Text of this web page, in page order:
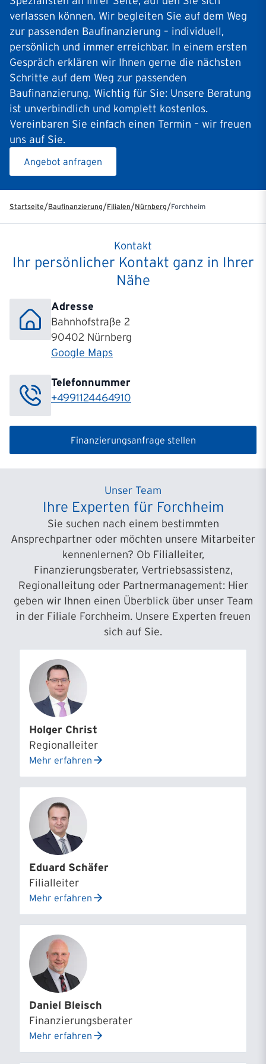
verlassen können. Wir begleiten Sie auf dem Weg
zur passenden Baufinanzierung – individuell,
persönlich und immer erreichbar. In einem ersten
Gespräch erklären wir Ihnen gerne die nächsten
Schritte auf dem Weg zur passenden
Baufinanzierung. Wichtig für Sie: Unsere Beratung
ist unverbindlich und komplett kostenlos.
Vereinbaren Sie einfach einen Termin – wir freuen
uns auf Sie.
Angebot anfragen
Startseite/Baufinanzierung/Filialen/Nürnberg/Forchheim
Kontakt
Ihr persönlicher Kontakt ganz in Ihrer
Nähe
Adresse
Bahnhofstraße 2
90402 Nürnberg
Google Maps
Telefonnummer
+4991124464910
Finanzierungsanfrage stellen
Unser Team
Ihre Experten für Forchheim
Sie suchen nach einem bestimmten
Ansprechpartner oder möchten unsere Mitarbeiter
kennenlernen? Ob Filialleiter,
Finanzierungsberater, Vertriebsassistenz,
Regionalleitung oder Partnermanagement: Hier
geben wir Ihnen einen Überblick über unser Team
in der Filiale Forchheim. Unsere Experten freuen
sich auf Sie.
Holger Christ
Regionalleiter
Mehr erfahren
Eduard Schäfer
Filialleiter
Mehr erfahren
Daniel Bleisch
Finanzierungsberater
Mehr erfahren